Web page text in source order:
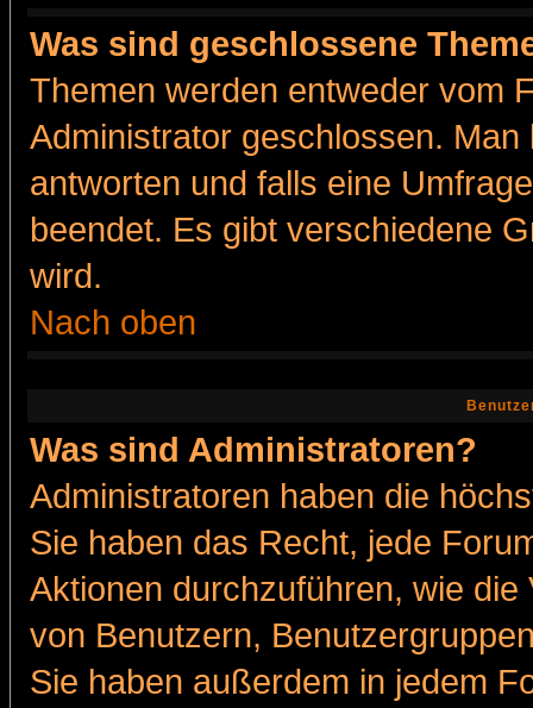
Was sind geschlossene
Themen werden entweder vom
Administrator geschlossen.
antworten und falls eine
beendet. Es gibt verschiedene
wird.
Nach oben
Was sind Administratoren?
Administratoren haben die
Sie haben das Recht, jede
Aktionen durchzuführen, wie
von Benutzern,
Sie haben außerdem in jedem